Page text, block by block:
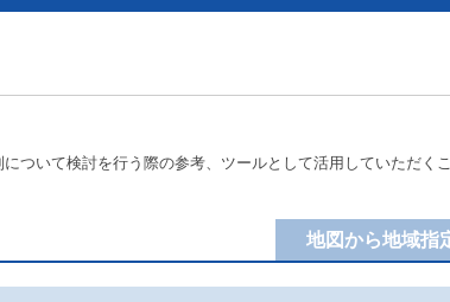
いて検討を行う際の参考、ツールとして活用していただく
地図から地域指